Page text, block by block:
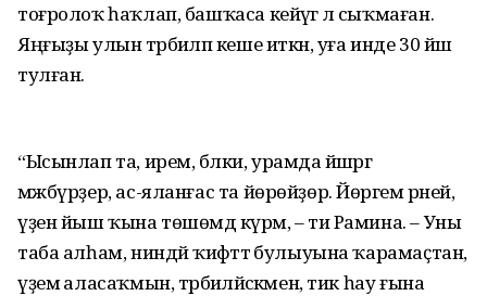
тоғролоҡ һаҡлап, башҡаса кейәүгә лә сыҡмаған.
Яңғыҙы улын тәрбиәләп кеше иткән, уға инде 30 йәш
тулған.
“Ысынлап та, ирем, бәлки, урамда йәшәргә
мәжбүрҙер, ас-яланғас та йөрөйҙөр. Йөрәгем әрней,
үҙен йыш ҡына төшөмдә күрәм, – ти Рамина. – Уны
таба алһам, ниндәй ҡиәфәттә булыуына ҡарамаҫтан,
үҙемә аласаҡмын, тәрбиәләйәсәкмен, тик һау ғына